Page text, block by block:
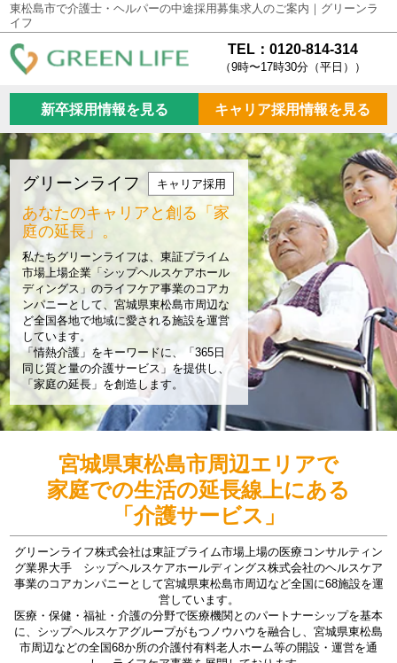
東松島市で介護士・ヘルパーの中途採用募集求人のご案内｜グリーンラ
イフ
TEL：0120-814-314
（9時〜17時30分（平日））
新卒採用情報を見る キャリア採用情報を見る
グリーンライフ キャリア採用
あなたのキャリアと創る「家
庭の延長」。
私たちグリーンライフは、東証プライム
市場上場企業「シップヘルスケアホール
ディングス」のライフケア事業のコアカ
ンパニーとして、宮城県東松島市周辺な
ど全国各地で地域に愛される施設を運営
しています。
「情熱介護」をキーワードに、「365日
同じ質と量の介護サービス」を提供し、
「家庭の延長」を創造します。
宮城県東松島市周辺エリアで
家庭での生活の延長線上にある
「介護サービス」
グリーンライフ株式会社は東証プライム市場上場の医療コンサルティン
グ業界大手 シップヘルスケアホールディングス株式会社のヘルスケア
事業のコアカンパニーとして宮城県東松島市周辺など全国に68施設を運
営しています。
医療・保健・福祉・介護の分野で医療機関とのパートナーシップを基本
に、シップヘルスケアグループがもつノウハウを融合し、宮城県東松島
市周辺などの全国68か所の介護付有料老人ホーム等の開設・運営を通